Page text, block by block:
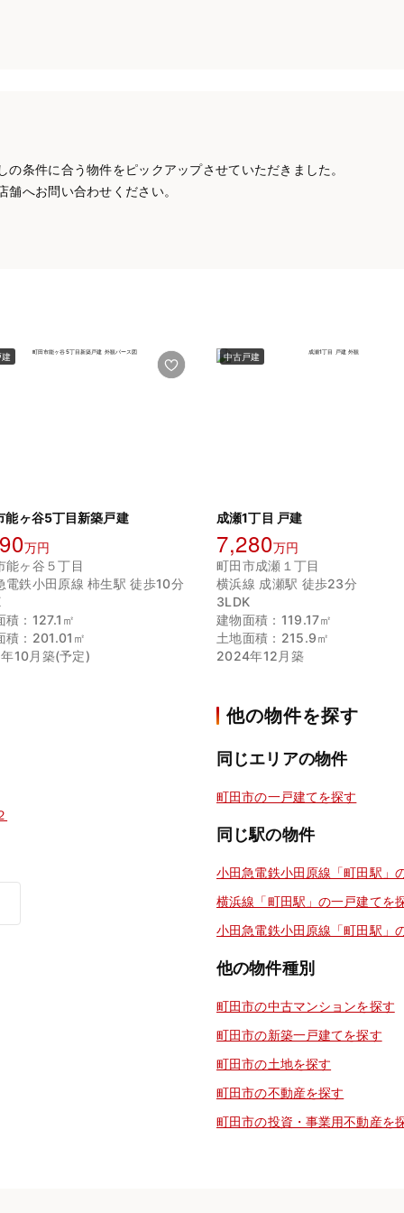
の条件に合う物件をピックアップさせていただきました。
舗へお問い合わせください。
建
能ヶ谷5丁目新築戸建
万円
能ヶ谷５丁目
電鉄小田原線 柿生駅 徒歩10分
積：127.1㎡
積：201.01㎡
10月築(予定)
中古戸建
成瀬1丁目 戸建
7,280万円
町田市成瀬１丁目
横浜線 成瀬駅 徒歩23分
3LDK
建物面積：119.17㎡
土地面積：215.9㎡
2024年12月築
他の物件を探す
同じエリアの物件
町田市の一戸建てを探す
同じ駅の物件
小田急電鉄小田原線「町田駅」
横浜線「町田駅」の一戸建てを
小田急電鉄小田原線「町田駅」
他の物件種別
町田市の中古マンションを探す
町田市の新築一戸建てを探す
町田市の土地を探す
町田市の不動産を探す
町田市の投資・事業用不動産を